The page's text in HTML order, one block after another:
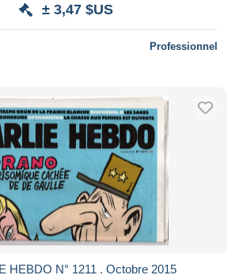
± 3,47 $US
Professionnel
HEBDO N° 1211 . Octobre 2015